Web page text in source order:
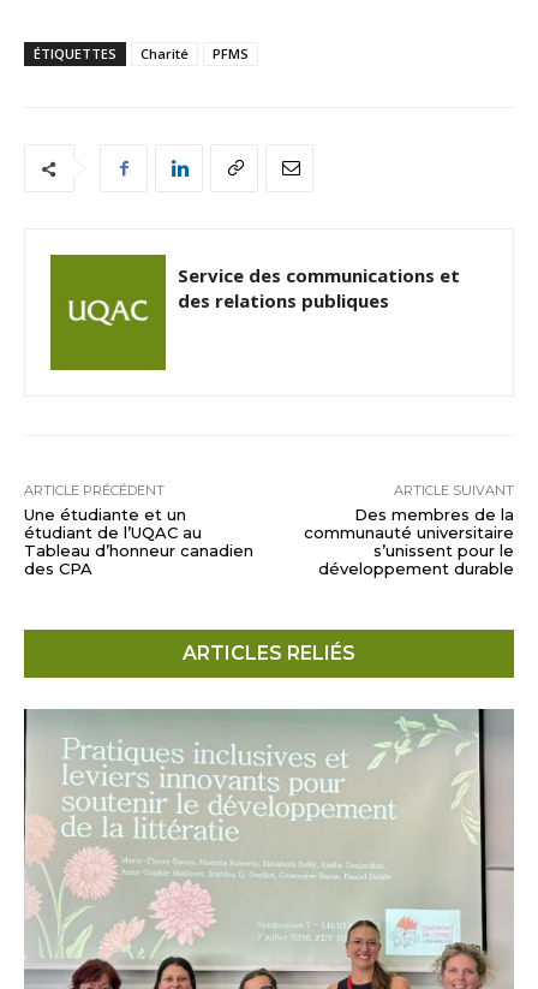
ÉTIQUETTES Charité PFMS
Service des communications et
des relations publiques
ARTICLE PRÉCÉDENT
Une étudiante et un
étudiant de l’UQAC au
Tableau d’honneur canadien
des CPA
ARTICLE SUIVANT
Des membres de la
communauté universitaire
s’unissent pour le
développement durable
ARTICLES RELIÉS